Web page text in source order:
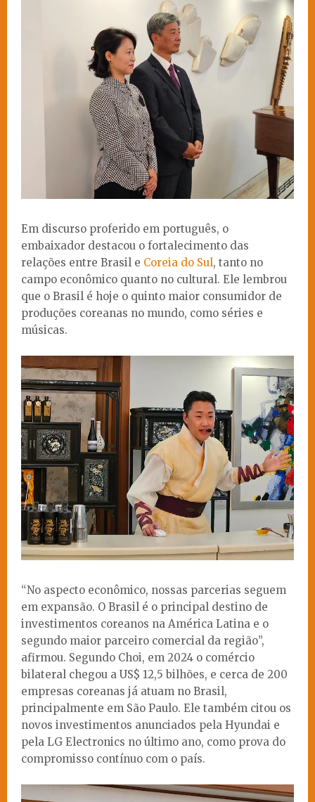
Em discurso proferido em português, o
embaixador destacou o fortalecimento das
relações entre Brasil e Coreia do Sul, tanto no
campo econômico quanto no cultural. Ele lembrou
que o Brasil é hoje o quinto maior consumidor de
produções coreanas no mundo, como séries e
músicas.
“No aspecto econômico, nossas parcerias seguem
em expansão. O Brasil é o principal destino de
investimentos coreanos na América Latina e o
segundo maior parceiro comercial da região”,
afirmou. Segundo Choi, em 2024 o comércio
bilateral chegou a US$ 12,5 bilhões, e cerca de 200
empresas coreanas já atuam no Brasil,
principalmente em São Paulo. Ele também citou os
novos investimentos anunciados pela Hyundai e
pela LG Electronics no último ano, como prova do
compromisso contínuo com o país.